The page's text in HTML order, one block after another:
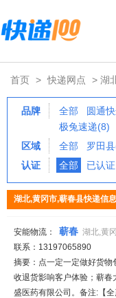
首页 > 快递网点 > 湖
品牌 全部 圆通
极兔速递(8)
区域
全部 罗田
认证
全部 已认证
湖北,黄冈市,蕲春县快递信息
安能物流： 蕲春 湖北,黄
联系：13197065890
摘要：点一定一定做好货
收退货影响客户体验；蕲春
盛医药有限公司。备注:【